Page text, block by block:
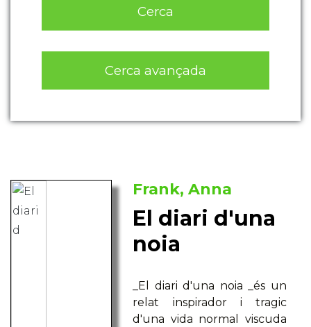
Cerca
Cerca avançada
Frank, Anna
El diari d'una
noia
_El diari d'una noia _és un
relat inspirador i tragic
d'una vida normal viscuda